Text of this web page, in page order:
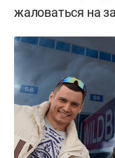
жаловаться на